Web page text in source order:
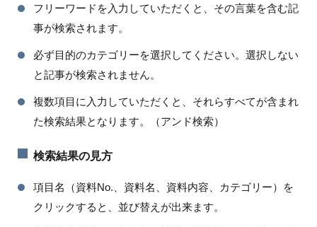
フリーワードを入力していただくと、その言葉を含む記
事が検索されます。
必ず目的のカテゴリーを選択してください。選択しない
と記事が検索されません。
複数項目に入力していただくと、それらすべてが含まれ
た検索結果となります。（アンド検索）
検索結果の見方
項目名（資料No.、資料名、資料内容、カテゴリー）を
クリックすると、並び替えが出来ます。